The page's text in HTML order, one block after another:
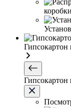
коробки